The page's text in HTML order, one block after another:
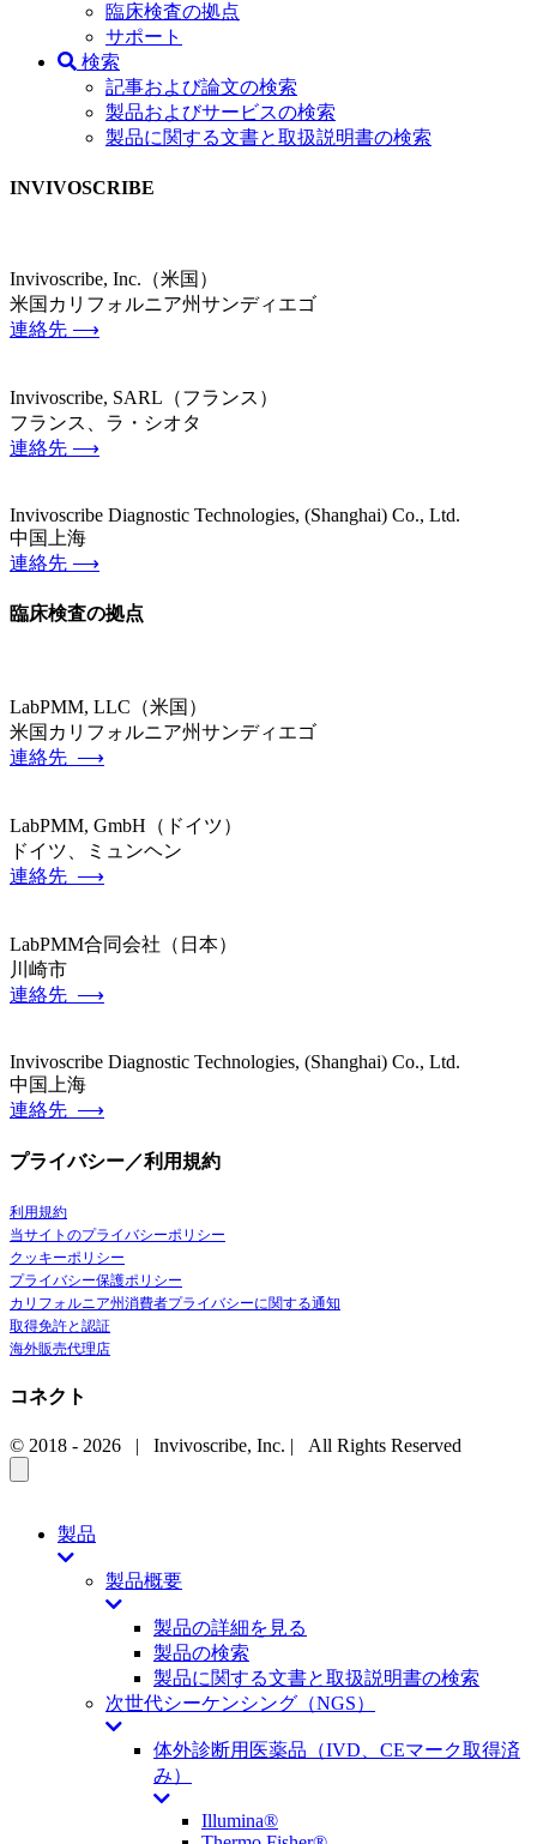
臨床検査の拠点
サポート
検索
記事および論文の検索
製品およびサービスの検索
製品に関する文書と取扱説明書の検索
INVIVOSCRIBE
Invivoscribe, Inc.（米国）
米国カリフォルニア州サンディエゴ
連絡先 ⟶
Invivoscribe, SARL（フランス）
フランス、ラ・シオタ
連絡先 ⟶
Invivoscribe Diagnostic Technologies, (Shanghai) Co., Ltd.
中国上海
連絡先 ⟶
臨床検査の拠点
LabPMM, LLC（米国）
米国カリフォルニア州サンディエゴ
連絡先 ⟶
LabPMM, GmbH（ドイツ）
ドイツ、ミュンヘン
連絡先 ⟶
LabPMM合同会社（日本）
川崎市
連絡先 ⟶
Invivoscribe Diagnostic Technologies, (Shanghai) Co., Ltd.
中国上海
連絡先 ⟶
プライバシー／利用規約
利用規約
当サイトのプライバシーポリシー
クッキーポリシー
プライバシー保護ポリシー
カリフォルニア州消費者プライバシーに関する通知
取得免許と認証
海外販売代理店
コネクト
© 2018 - 2026 | Invivoscribe, Inc. | All Rights Reserved
製品
製品概要
製品の詳細を見る
製品の検索
製品に関する文書と取扱説明書の検索
次世代シーケンシング（NGS）
体外診断用医薬品（IVD、CEマーク取得済
み）
Illumina®